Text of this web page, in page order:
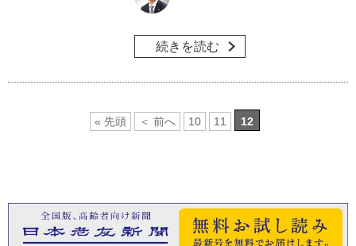
続きを読む
« 先頭 ＜ 前へ 10 11 12